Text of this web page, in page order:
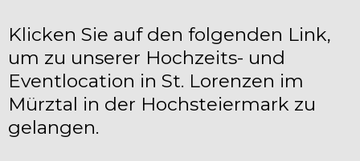
Klicken Sie auf den folgenden Link,
um zu unserer Hochzeits- und
Eventlocation in St. Lorenzen im
Mürztal in der Hochsteiermark zu
gelangen.